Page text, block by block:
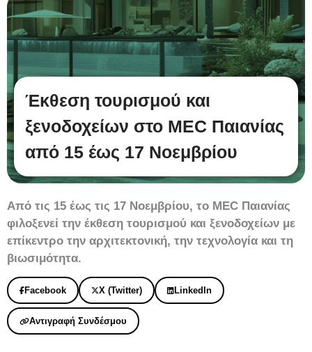
Έκθεση τουρισμού και
ξενοδοχείων στο MEC Παιανίας
από 15 έως 17 Νοεμβρίου
Από τις 15 έως τις 17 Νοεμβρίου, το MEC Παιανίας
φιλοξενεί την έκθεση τουρισμού και ξενοδοχείων με
επίκεντρο την αρχιτεκτονική, την τεχνολογία και τη
βιωσιμότητα.
Facebook X (Twitter) LinkedIn
Αντιγραφή Συνδέσμου